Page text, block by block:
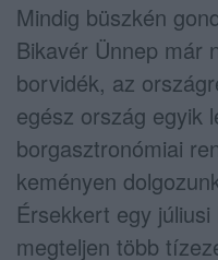
Mindig büszkén
Bikavér Ünnep már
borvidék, az
egész ország egyik
borgasztronómiai
keményen
Érsekkert egy
megteljen több